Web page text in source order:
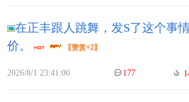
在正丰跟人跳舞，发S了这个事
价。
【赞赏+2】
2026/8/1 23:41:00 177